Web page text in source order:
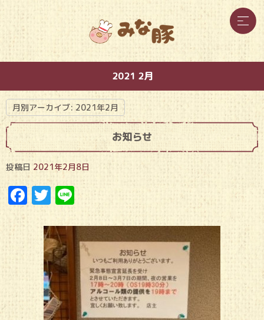
2021 2月
月別アーカイブ: 2021年2月
お知らせ
投稿日 2021年2月8日
Facebook
Twitter
Line